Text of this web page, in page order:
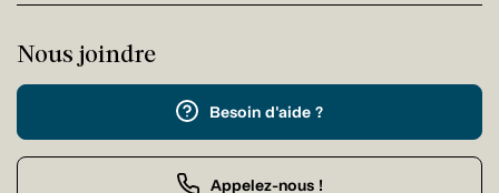
Nous joindre
Besoin d'aide ?
Appelez-nous !